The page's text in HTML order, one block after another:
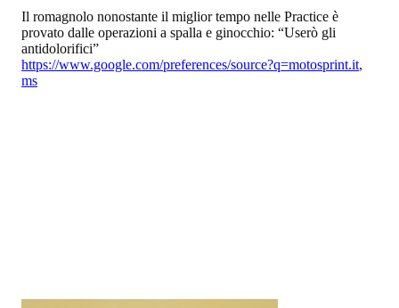
Il romagnolo nonostante il miglior tempo nelle Practice è
provato dalle operazioni a spalla e ginocchio: “Userò gli
antidolorifici”
https://www.google.com/preferences/source?q=motosprint.it,
ms